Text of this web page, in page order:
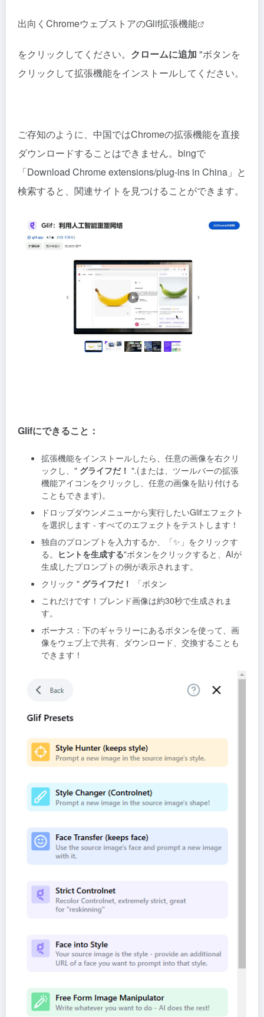
出向く ChromeウェブストアのGlif拡張機能
をクリックしてください。 クロームに追加 "ボタンを
クリックして拡張機能をインストールしてください。
ご存知のように、中国ではChromeの拡張機能を直接
ダウンロードすることはできません。bingで
「Download Chrome extensions/plug-ins in China」と
検索すると、関連サイトを見つけることができます。
Glifにできること：
拡張機能をインストールしたら、任意の画像を右クリ
ックし、" グライフだ！ ".(または、ツールバーの拡張
機能アイコンをクリックし、任意の画像を貼り付ける
こともできます)。
ドロップダウンメニューから実行したいGlifエフェクト
を選択します - すべてのエフェクトをテストします！
独自のプロンプトを入力するか、「✨」をクリックす
る。 ヒントを生成する"ボタンをクリックすると、AIが
生成したプロンプトの例が表示されます。
クリック " グライフだ！
「ボタン
これだけです！ブレンド画像は約30秒で生成されま
す。
ボーナス：下のギャラリーにあるボタンを使って、画
像をウェブ上で共有、ダウンロード、交換することも
できます！